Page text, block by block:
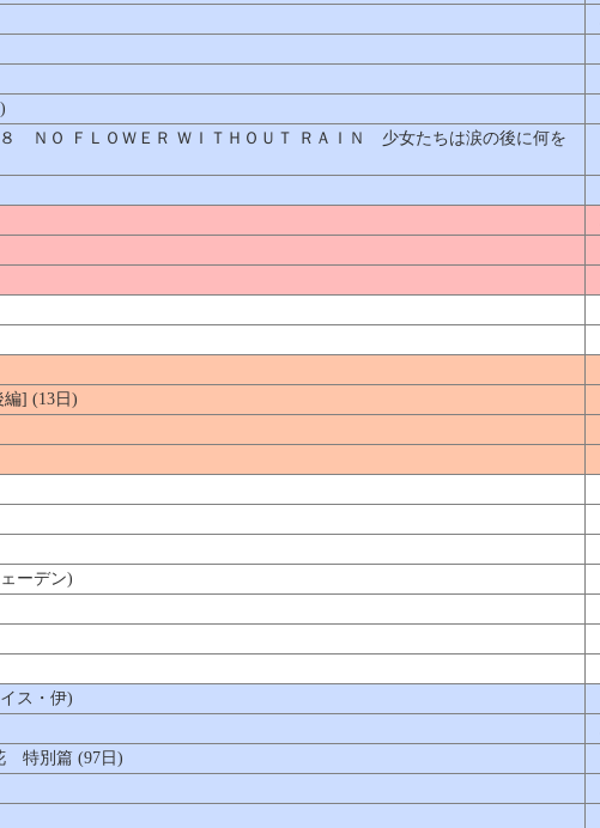
ＮＯ ＦＬＯＷＥＲ ＷＩＴＨＯＵＴ ＲＡＩＮ 少女たちは涙の後に何を
] (13日)
ーデン)
ス・伊)
特別篇 (97日)